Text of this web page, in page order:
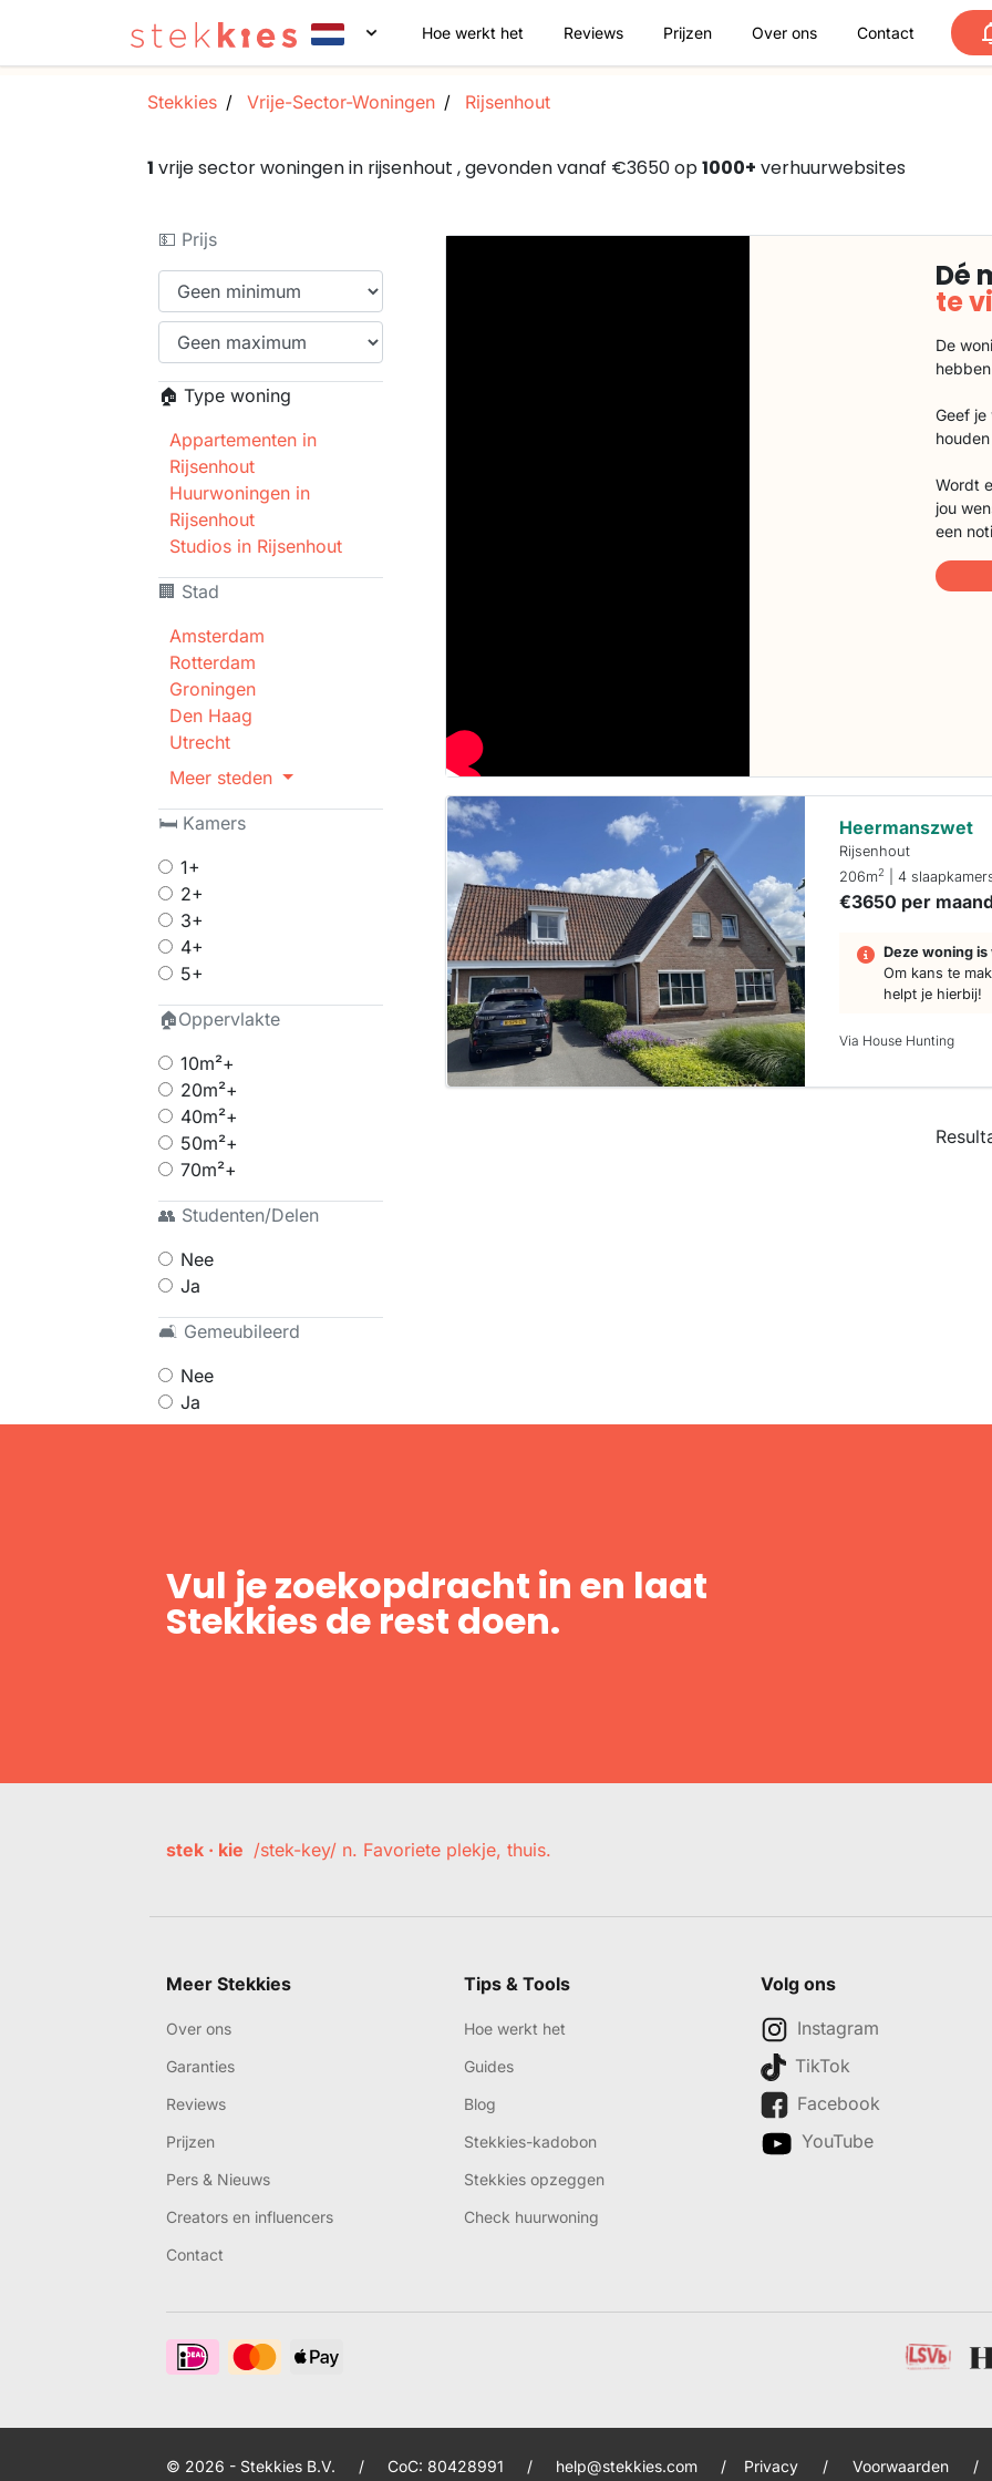
Hoe werkt het Reviews Prijzen Over ons Contact
Stekkies Vrije-Sector-Woningen Rijsenhout
1 vrije sector woningen in rijsenhout , gevonden vanaf €3650 op1000+ verhuurwebsites
💵 Prijs
🏠 Type woning
Appartementen in
Rijsenhout
Huurwoningen in
Rijsenhout
Studios in Rijsenhout
🏢 Stad
Amsterdam
Rotterdam
Groningen
Den Haag
Utrecht
Meer steden
🛏 Kamers
1+
2+
3+
4+
5+
🏠Oppervlakte
10m²+
20m²+
40m²+
50m²+
70m²+
👥 Studenten/Delen
Nee
Ja
🛋 Gemeubileerd
Nee
Ja
Dé
te
De
Geef
Wordt
jou
een
Heermanszwet
Rijsenhout
206m2 | 4
€3650 per maand
Deze woning
Om kans te
helpt je hierbij!
Via House Hunting
Vul je zoekopdracht in en laat
Stekkies de rest doen.
stek · kie /stek-key/ n. Favoriete plekje, thuis.
Meer Stekkies
Over ons
Garanties
Reviews
Prijzen
Pers & Nieuws
Creators en influencers
Contact
Tips & Tools
Hoe werkt het
Guides
Blog
Stekkies-kadobon
Stekkies opzeggen
Check huurwoning
Volg ons
Instagram
TikTok
Facebook
YouTube
© 2026 - Stekkies B.V. / CoC: 80428991 / help@stekkies.com / Privacy / Voorwaarden /